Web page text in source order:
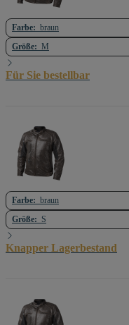
Farbe: braun
Größe: M
Für Sie bestellbar
Farbe: braun
Größe: S
Knapper Lagerbestand